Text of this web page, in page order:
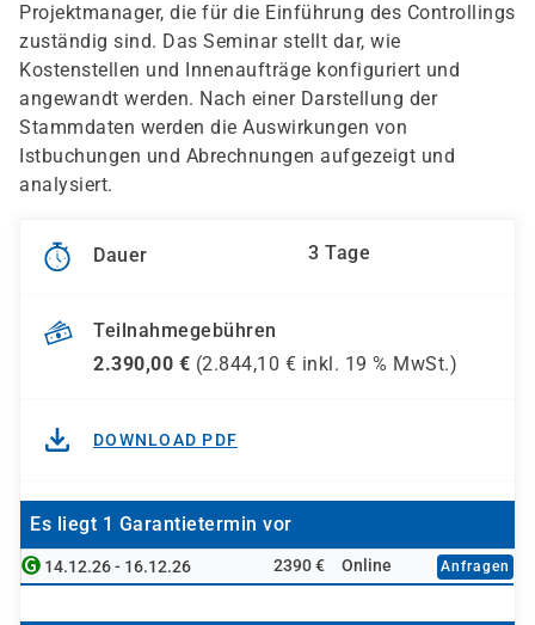
Projektmanager, die für die Einführung des Controllings
zuständig sind. Das Seminar stellt dar, wie
Kostenstellen und Innenaufträge konfiguriert und
angewandt werden. Nach einer Darstellung der
Stammdaten werden die Auswirkungen von
Istbuchungen und Abrechnungen aufgezeigt und
analysiert.
Dauer 3 Tage
Teilnahmegebühren
2.390,00 € (2.844,10 € inkl. 19 % MwSt.)
DOWNLOAD PDF
Es liegt 1 Garantietermin vor
14.12.26 - 16.12.26 2390 € Online Anfragen